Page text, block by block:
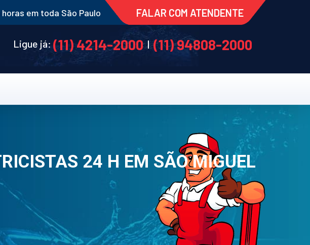
em toda São Paulo FALAR COM ATENDENTE
Ligue já: (11) 4214-2000|(11) 94808-2000
24 H EM SÃO MIGUEL